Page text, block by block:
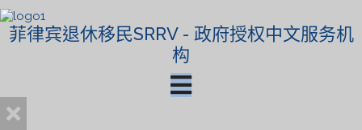
菲律宾退休移民SRRV - 政府授权中文服务机
构